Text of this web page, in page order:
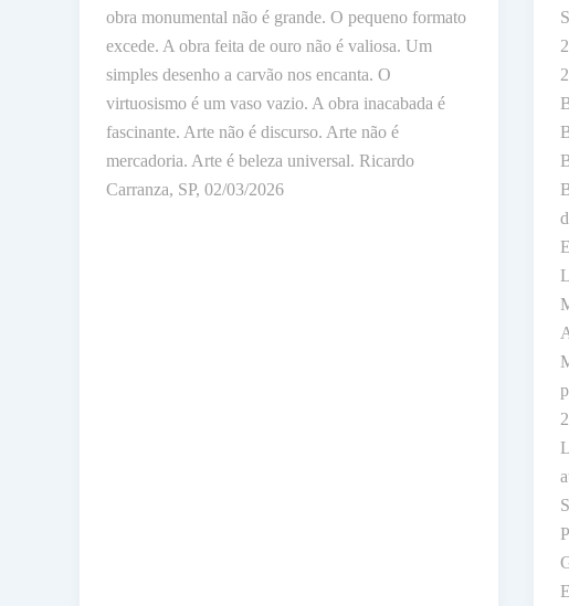
obra monumental não é grande. O pequeno formato
excede. A obra feita de ouro não é valiosa. Um
simples desenho a carvão nos encanta. O
virtuosismo é um vaso vazio. A obra inacabada é
fascinante. Arte não é discurso. Arte não é
mercadoria. Arte é beleza universal. Ricardo
Carranza, SP, 02/03/2026